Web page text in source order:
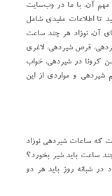
مهم آن، با ما در وب‌سایت
تا اطلاعات مفیدی شامل
آن، نوزاد هر چند ساعت
قرص شیردهی، لاغری
کرونا در شیردهی، خواب
شیردهی و مواردی از این
که ساعات شیردهی نوزاد
چند ساعت باید شیر بخورد؟
در شبانه روز باید هر دو